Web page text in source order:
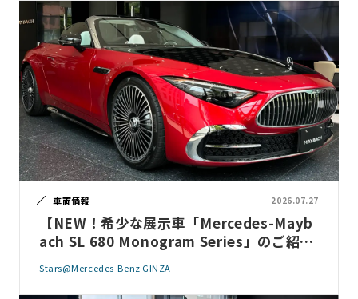
車両情報 2026.07.27
【NEW！希少な展示車「Mercedes-Mayb
ach SL 680 Monogram Series」のご紹
Stars@Mercedes-Benz GINZA